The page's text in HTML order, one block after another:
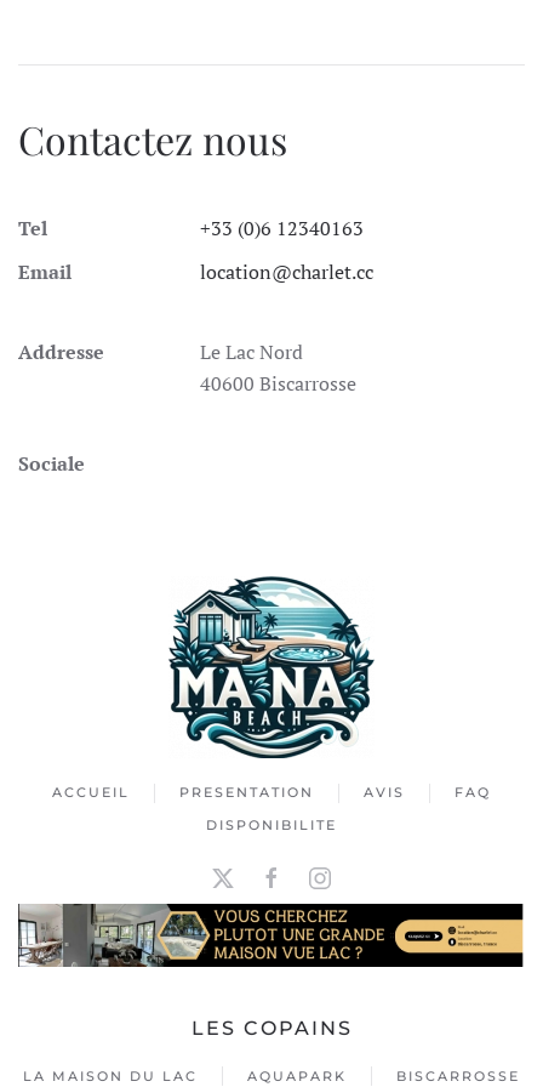
Contactez nous
Tel
+33 (0)6 12340163
Email
location@charlet.cc
Addresse
Le Lac Nord
40600 Biscarrosse
Sociale
ACCUEIL PRESENTATION AVIS
FAQ
DISPONIBILITE
LES COPAINS
LA MAISON DU LAC AQUAPARK BISCARROSSE